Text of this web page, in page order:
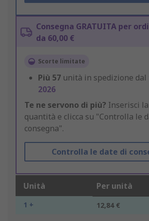
Consegna GRATUITA per
da 60,00 €
Scorte limitate
Più 57 unità in spedizione dal
2026
Te ne servono di più? Inserisci
quantità e clicca su "Controlla le
consegna".
Controlla le date di
Unità Per unità
1 + 12,84 €